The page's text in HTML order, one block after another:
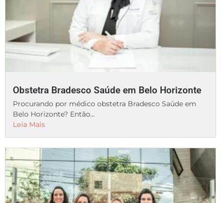
Obstetra Bradesco Saúde em Belo Horizonte
Procurando por médico obstetra Bradesco Saúde em
Belo Horizonte? Então...
Leia Mais